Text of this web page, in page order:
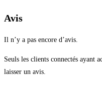
Avis
Il n’y a pas encore d’avis.
Seuls les clients connectés ayant
laisser un avis.